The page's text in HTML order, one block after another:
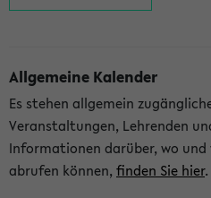
Allgemeine Kalender
Es stehen allgemein
Veranstaltungen, Lehrenden
Informationen darüber, wo und
abrufen können, finden Sie hier.